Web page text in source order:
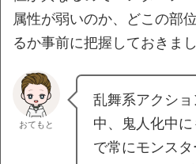
属性が弱いのか、どこの部
るか事前に把握しておきまし
おてもと
乱舞系アクシ
中、鬼人化中
で常にモンス